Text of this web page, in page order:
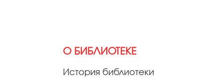
О БИБЛИОТЕКЕ
История библиотеки